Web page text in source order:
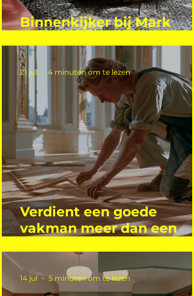
Binnenkijker bij Mark
Verdient een goede
vakman meer dan een
21 jul 4 minuten om te lezen
14 jul 5 minuten om te lezen